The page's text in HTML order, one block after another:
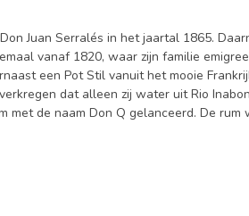
Juan Serralés in het jaartal 1865.
vanaf 1820, waar zijn familie
een Pot Stil vanuit het mooie
dat alleen zij water uit Rio
de naam Don Q gelanceerd. De rum